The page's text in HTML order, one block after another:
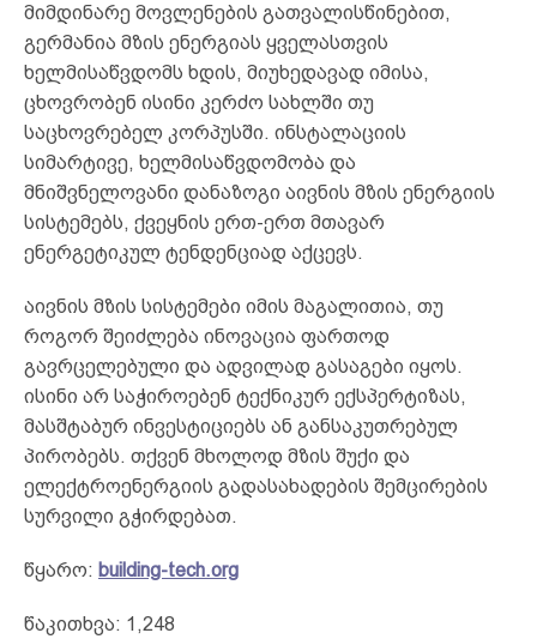
მიმდინარე მოვლენების გათვალისწინებით,
გერმანია მზის ენერგიას ყველასთვის
ხელმისაწვდომს ხდის, მიუხედავად იმისა,
ცხოვრობენ ისინი კერძო სახლში თუ
საცხოვრებელ კორპუსში. ინსტალაციის
სიმარტივე, ხელმისაწვდომობა და
მნიშვნელოვანი დანაზოგი აივნის მზის ენერგიის
სისტემებს, ქვეყნის ერთ-ერთ მთავარ
ენერგეტიკულ ტენდენციად აქცევს.
აივნის მზის სისტემები იმის მაგალითია, თუ
როგორ შეიძლება ინოვაცია ფართოდ
გავრცელებული და ადვილად გასაგები იყოს.
ისინი არ საჭიროებენ ტექნიკურ ექსპერტიზას,
მასშტაბურ ინვესტიციებს ან განსაკუთრებულ
პირობებს. თქვენ მხოლოდ მზის შუქი და
ელექტროენერგიის გადასახადების შემცირების
სურვილი გჭირდებათ.
წყარო: building-tech.org
წაკითხვა: 1,248